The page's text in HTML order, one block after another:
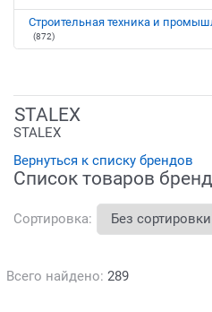
Строительная техника и
(872)
STALEX
STALEX
Вернуться к списку брендов
Список товаров
Сортировка:
Всего найдено: 289